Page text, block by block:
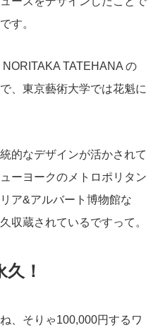
す。
TATEHANA の
、東京藝術大学では花魁に
的なデザインが活かされて
ーヨークのメトロポリタン
ア&アルバート博物館な
収蔵されているですって。
久 ！
、そりゃ100,000円するワ